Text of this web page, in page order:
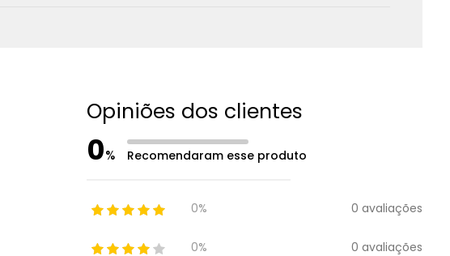
Opiniões dos clientes
0% Recomendaram esse produto
0% 0 avaliações
0% 0 avaliações